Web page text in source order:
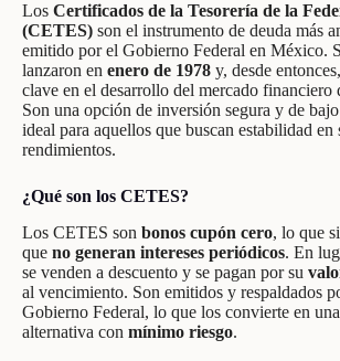
Los Certificados de la Tesorería de la
(CETES) son el instrumento de deuda más
emitido por el Gobierno Federal en México.
lanzaron en enero de 1978 y, desde
clave en el desarrollo del mercado financiero
Son una opción de inversión segura y de
ideal para aquellos que buscan estabilidad en
rendimientos.
¿Qué son los CETES?
Los CETES son bonos cupón cero, lo que
que no generan intereses periódicos. En
se venden a descuento y se pagan por su
al vencimiento. Son emitidos y respaldados
Gobierno Federal, lo que los convierte en una
alternativa con mínimo riesgo.